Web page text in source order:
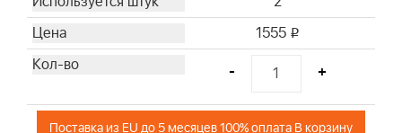
1555 i
- +
Поставка из EU до 5 месяцев 100% оплата В корзину